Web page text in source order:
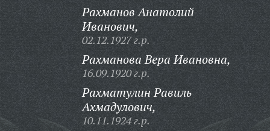
Рахманов Анатолий
Иванович,
02.12.1927 г.р.
Рахманова Вера Ивановна,
16.09.1920 г.р.
Рахматулин Равиль
Ахмадулович,
10.11.1924 г.р.